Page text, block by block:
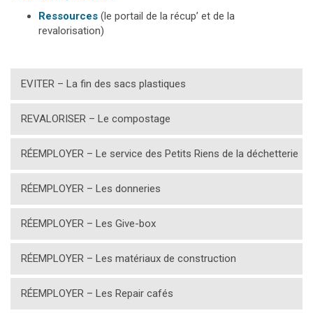
Ressources (le portail de la récup’ et de la
revalorisation)
EVITER – La fin des sacs plastiques
REVALORISER – Le compostage
RÉEMPLOYER – Le service des Petits Riens de la déchetterie
RÉEMPLOYER – Les donneries
RÉEMPLOYER – Les Give-box
RÉEMPLOYER – Les matériaux de construction
RÉEMPLOYER – Les Repair cafés